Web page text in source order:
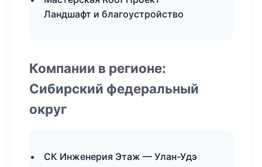
Ландшафт и благоустройство
Компании в регионе:
Сибирский федеральный
округ
СК Инженерия Этаж — Улан-Удэ